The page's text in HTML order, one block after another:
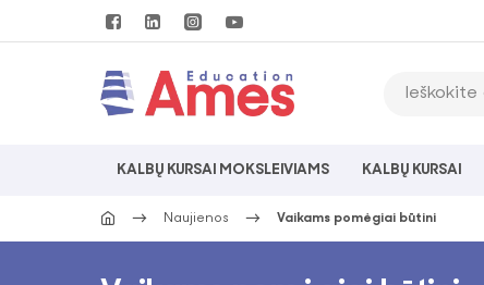
KALBŲ KURSAI MOKSLEIVIAMS KALBŲ KURSAI
Naujienos Vaikams pomėgiai būtini